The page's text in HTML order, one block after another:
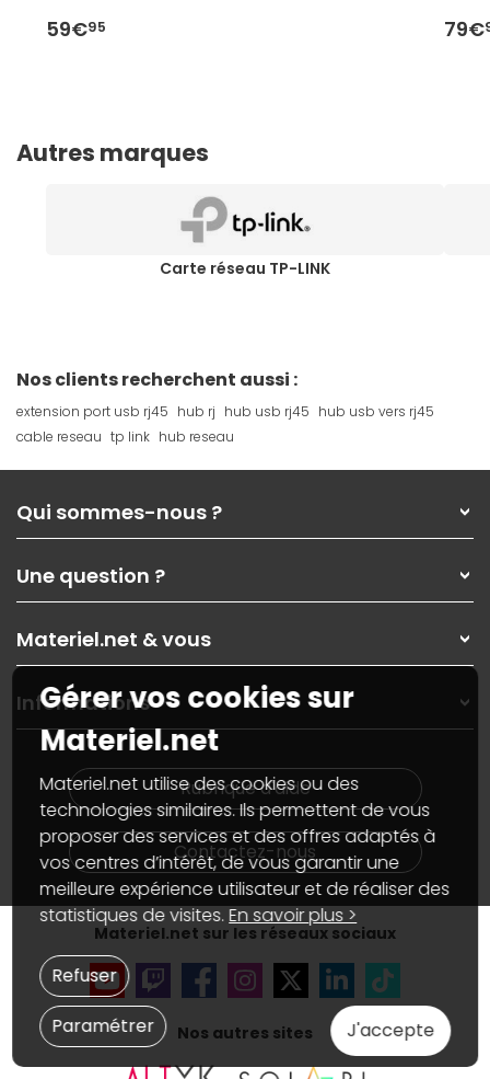
59€95 79€
Autres marques
Carte réseau TP-LINK
Nos clients recherchent aussi :
extension port usb rj45 hub rj hub usb rj45 hub usb vers rj45
cable reseau tp link hub reseau
Qui sommes-nous ?
Nos services
Les magasins Materiel.net
Nos solutions pour les pros
Contactez-nous
Une question ?
Paiement, livraison
Garanties,Pack Zen
SAV, demander un retour
Informations
Guides d'achats et tutoriels
Materiel.net & vous
On répare votre PC portable
On rachète votre carte graphique
PC sur mesure : Votre RDV personnalisé
Notre démarche écologique
Materiel.net recrute
Notre programme d'affiliation
Partenariat & Sponsoring
Informations
Plan du site
Nos marques
Conditions générales de vente
Marketplace
Informations légales
Données personnellesetcookies
Gérer vos cookies
Accessibilité : non conforme
Rubrique d'aide
Contactez-nous
Materiel.net sur les réseaux sociaux
Nos autres sites
Gérer vos cookies sur
Materiel.net
Materiel.net utilise des cookies ou des
technologies similaires. Ils permettent de vous
proposer des services et des offres adaptés à
vos centres d’intérêt, de vous garantir une
meilleure expérience utilisateur et de réaliser des
statistiques de visites.En savoir plus >
J'accepte
Paramétrer
Refuser